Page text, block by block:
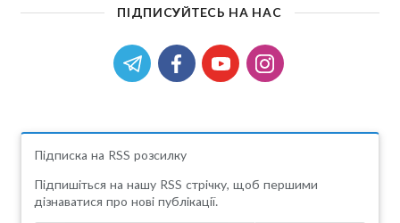
ПІДПИСУЙТЕСЬ НА НАС
Підписка на RSS розсилку
Підпишіться на нашу RSS стрічку, щоб першими
дізнаватися про нові публікації.